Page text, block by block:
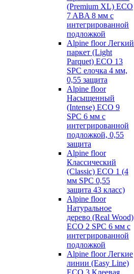
(Premium XL) ECO
7 ABA 8 мм с
интегрированной
подложкой
Alpine floor Легкий
паркет (Light
Parquet) ECO 13
SPC елочка 4 мм,
0,55 защита
Alpine floor
Насыщенный
(Intense) ECO 9
SPC 6 мм с
интегрированной
подложкой, 0,55
защита
Alpine floor
Классический
(Classic) ECO 1 (4
мм SPC 0,55
защита 43 класс)
Alpine floor
Натуральное
дерево (Real Wood)
ECO 2 SPC 6 мм с
интегрированной
подложкой
Alpine floor Легкие
линии (Easy Line)
ECO 3 Клеевая